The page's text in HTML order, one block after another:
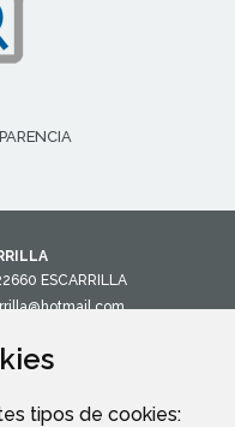
tipos de cookies:
ESCARRILLA